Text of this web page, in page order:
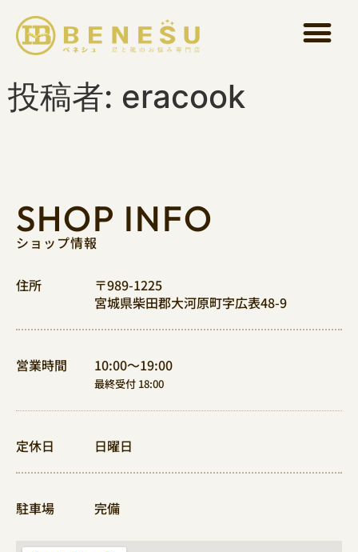
投稿者: eracook
SHOP INFO
ショップ情報
住所
〒989-1225
宮城県柴田郡大河原町字広表48-9
営業時間 10:00〜19:00
最終受付 18:00
定休日 日曜日
駐車場 完備